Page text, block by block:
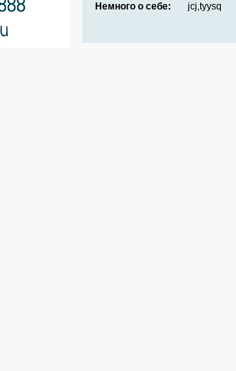
Немного о себе:
jcj,tyysq